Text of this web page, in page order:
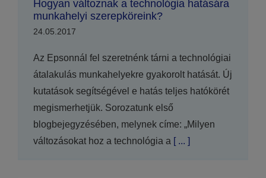
Hogyan változnak a technológia hatására
munkahelyi szerepköreink?
24.05.2017
Az Epsonnál fel szeretnénk tárni a technológiai
átalakulás munkahelyekre gyakorolt hatását. Új
kutatások segítségével e hatás teljes hatókörét
megismerhetjük. Sorozatunk első
blogbejegyzésében, melynek címe: „Milyen
változásokat hoz a technológia a [ ... ]